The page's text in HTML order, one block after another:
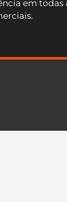
em todas